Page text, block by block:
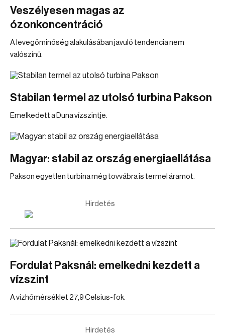
Veszélyesen magas az
ózonkoncentráció
A levegőminőség alakulásában javuló tendencia nem
valószínű.
Stabilan termel az utolsó turbina Pakson
Emelkedett a Duna vízszintje.
Magyar: stabil az ország energiaellátása
Pakson egyetlen turbina még tovvábra is termel áramot.
Hirdetés
Fordulat Paksnál: emelkedni kezdett a
vízszint
A vízhőmérséklet 27,9 Celsius-fok.
Hirdetés